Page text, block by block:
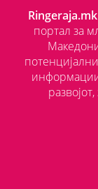
Ringeraja.mk
портал за